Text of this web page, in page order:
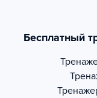
Бесплатный